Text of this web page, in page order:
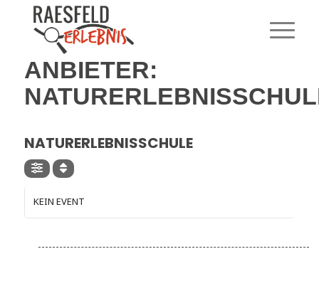
ANBIETER:
NATURERLEBNISSCHULE
KEIN EVENT